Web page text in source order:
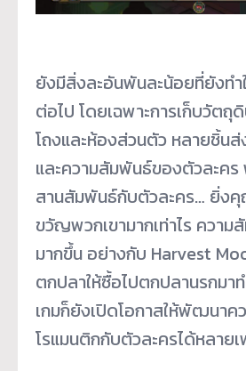
ยังมีสิ่งละอันพันละน้อยที่ยังทำ
ต่อไป โดยเฉพาะการเก็บวัต
โถงและห้องส่วนตัว หลายชิ้น
และความสัมพันธ์ของตัวละค
สานสัมพันธ์กับตัวละคร… ยิ่ง
ขวัญพวกเขามากเท่าไร ควา
มากขึ้น อย่างกับ Harvest
ตกปลาให้ซื้อไปตกปลานรกมา
เกมก็ยังเปิดโอกาสให้พัฒนา
โรแมนติกกับตัวละครได้หลาย